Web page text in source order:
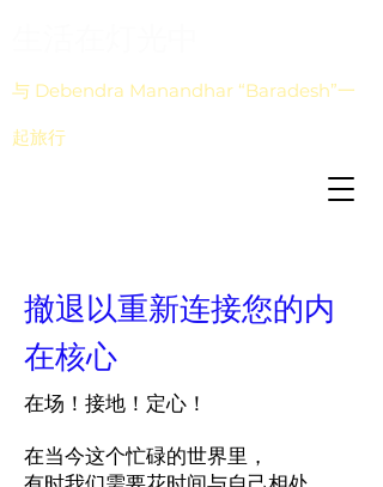
与 Debendra Manandhar “Baradesh”一
起旅行
撤退以重新连接您的内
在核心
在场！接地！定心！
在当今这个忙碌的世界里，